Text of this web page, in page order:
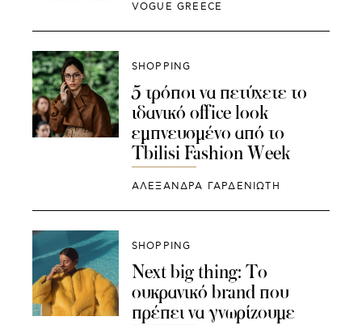
VOGUE GREECE
SHOPPING
5 τρόποι να πετύχετε το
ιδανικό office look
εμπνευσμένο από το
Tbilisi Fashion Week
ΑΛΕΞΑΝΔΡΑ ΓΑΡΔΕΝΙΩΤΗ
SHOPPING
Νext big thing: Το
ουκρανικό brand που
πρέπει να γνωρίζουμε